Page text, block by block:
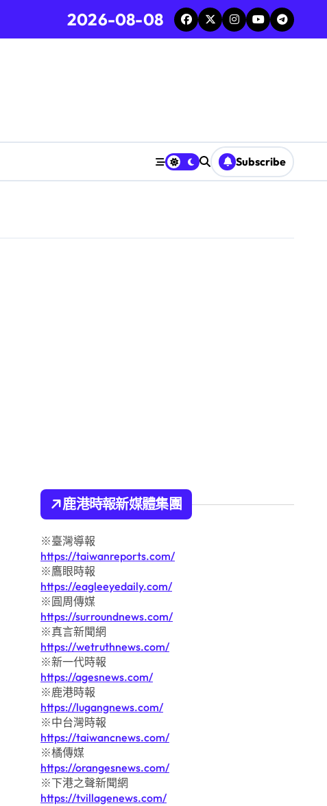
2026-08-08
Subscribe
鹿港時報新媒體集團
※臺灣導報
https://taiwanreports.com/
※鷹眼時報
https://eagleeyedaily.com/
※圓周傳媒
https://surroundnews.com/
※真言新聞網
https://wetruthnews.com/
※新一代時報
https://agesnews.com/
※鹿港時報
https://lugangnews.com/
※中台灣時報
https://taiwancnews.com/
※橘傳媒
https://orangesnews.com/
※下港之聲新聞網
https://tvillagenews.com/